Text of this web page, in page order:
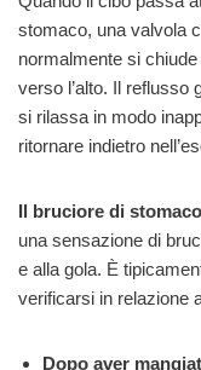
stomaco, una valvola
normalmente si
verso l’alto. Il reflusso
si rilassa in modo
ritornare indietro
Il bruciore di stomaco
una sensazione di
e alla gola. È
verificarsi in relazione
Dopo aver